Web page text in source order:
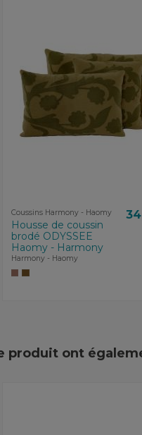
Coussins Harmony - Haomy
Housse de coussin
brodé ODYSSEE
Haomy - Harmony
Harmony - Haomy
produit ont